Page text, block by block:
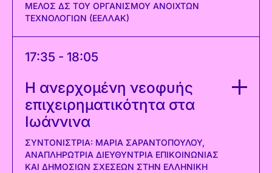
ΜΈΛΟΣ ΔΣ ΤΟΥ ΟΡΓΑΝΙΣΜΟΎ ΑΝΟΙΧΤΏΝ
ΤΕΧΝΟΛΟΓΙΏΝ (ΕΕΛΛΑΚ)
17:35 - 18:05
Η ανερχομένη νεοφυής
επιχειρηματικότητα στα
Ιωάννινα
ΣΥΝΤΟΝΊΣΤΡΙΑ: ΜΑΡΊΑ ΣΑΡΑΝΤΟΠΟΎΛΟΥ,
ΑΝΑΠΛΗΡΏΤΡΙΑ ΔΙΕΥΘΎΝΤΡΙΑ ΕΠΙΚΟΙΝΩΝΊΑΣ
ΚΑΙ ΔΗΜΟΣΊΩΝ ΣΧΈΣΕΩΝ ΣΤΗΝ ΕΛΛΗΝΙΚΉ